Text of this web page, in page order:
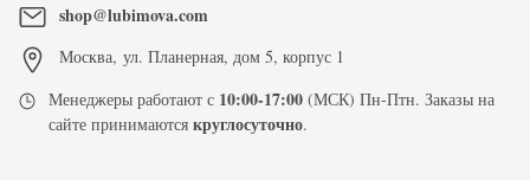
shop@lubimova.com
Москва, ул. Планерная, дом 5, корпус 1
Менеджеры работают с 10:00-17:00 (МСК) Пн-Птн. Заказы на
сайте принимаютсякруглосуточно.